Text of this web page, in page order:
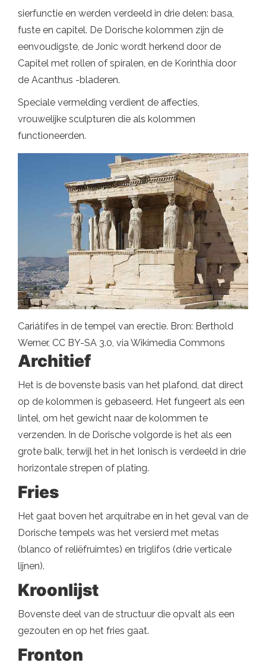
sierfunctie en werden verdeeld in drie delen: basa,
fuste en capitel. De Dorische kolommen zijn de
eenvoudigste, de Jonic wordt herkend door de
Capitel met rollen of spiralen, en de Korinthia door
de Acanthus -bladeren.
Speciale vermelding verdient de affecties,
vrouwelijke sculpturen die als kolommen
functioneerden.
Cariátifes in de tempel van erectie. Bron: Berthold
Werner, CC BY-SA 3.0, via Wikimedia Commons
Architief
Het is de bovenste basis van het plafond, dat direct
op de kolommen is gebaseerd. Het fungeert als een
lintel, om het gewicht naar de kolommen te
verzenden. In de Dorische volgorde is het als een
grote balk, terwijl het in het Ionisch is verdeeld in drie
horizontale strepen of plating.
Fries
Het gaat boven het arquitrabe en in het geval van de
Dorische tempels was het versierd met metas
(blanco of reliëfruimtes) en triglifos (drie verticale
lijnen).
Kroonlijst
Bovenste deel van de structuur die opvalt als een
gezouten en op het fries gaat.
Fronton